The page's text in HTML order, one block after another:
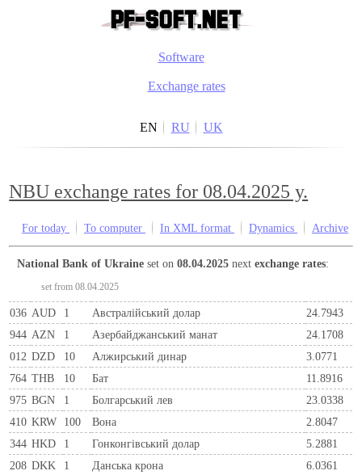
Software
Exchange rates
EN RU UK
NBU exchange rates for 08.04.2025 y.
For today To computer In XML format Dynamics Archive
National Bank of Ukraine set on08.04.2025 nextexchange rates:
set from 08.04.2025
036 AUD 1 Австралійський долар
24.7943
944 AZN 1 Азербайджанський манат
24.1708
012 DZD 10 Алжирський динар
3.0771
764 THB 10 Бат
11.8916
975 BGN 1 Болгарський лев
23.0338
410 KRW 100 Вона
2.8047
344 HKD 1 Гонконгівський долар
5.2881
208 DKK 1 Данська крона
6.0361